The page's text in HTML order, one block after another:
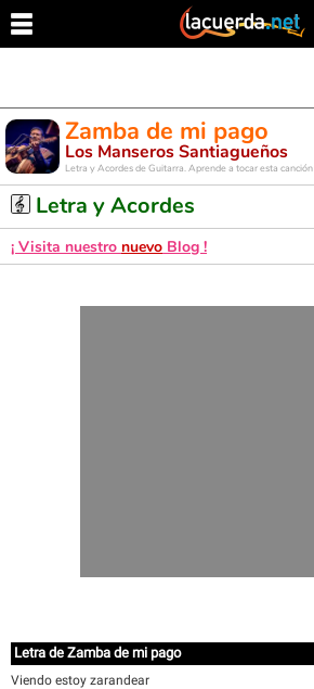
Zamba de mi pago
Los Manseros Santiagueños
Letra y Acordes de Guitarra. Aprende a tocar esta canción
Letra y Acordes
¡ Visita nuestro nuevo Blog !
Letra de Zamba de mi pago
Viendo estoy zarandear